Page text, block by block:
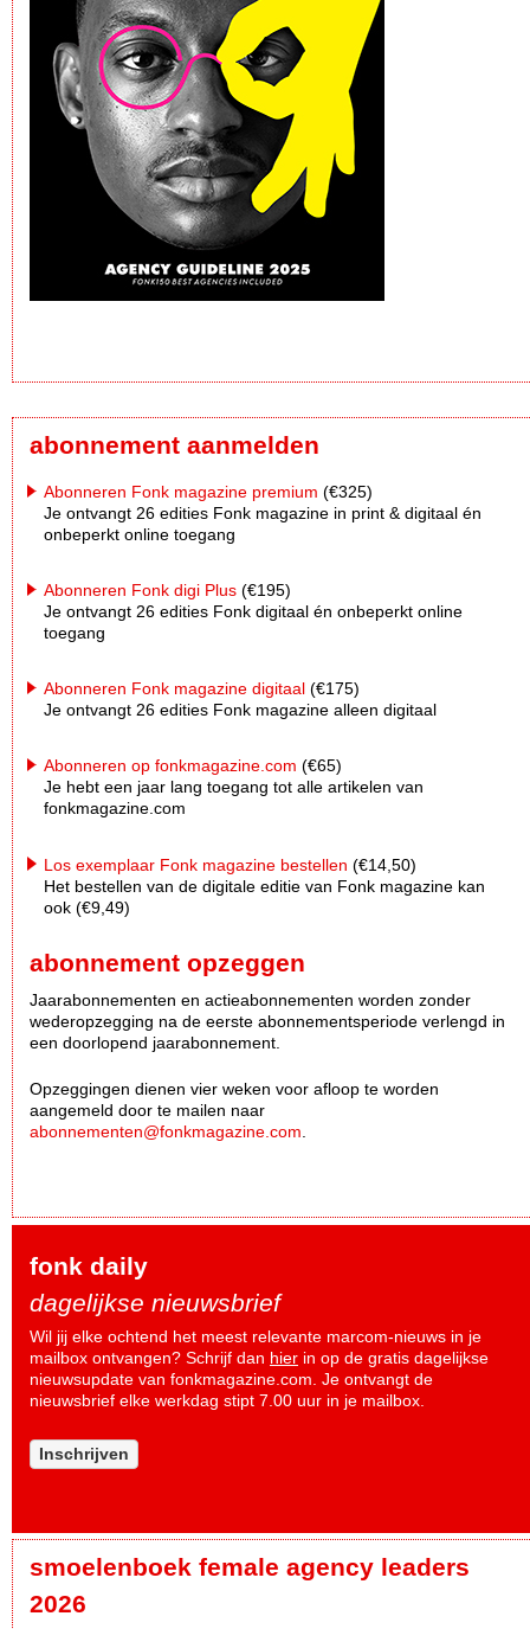
abonnement aanmelden
Abonneren Fonk magazine premium (€325)
Je ontvangt 26 edities Fonk magazine in print & digitaal én
onbeperkt online toegang
Abonneren Fonk digi Plus (€195)
Je ontvangt 26 edities Fonk digitaal én onbeperkt online
toegang
Abonneren Fonk magazine digitaal (€175)
Je ontvangt 26 edities Fonk magazine alleen digitaal
Abonneren op fonkmagazine.com (€65)
Je hebt een jaar lang toegang tot alle artikelen van
fonkmagazine.com
Los exemplaar Fonk magazine bestellen (€14,50)
Het bestellen van de digitale editie van Fonk magazine kan
ook (€9,49)
abonnement opzeggen
Jaarabonnementen en actieabonnementen worden zonder
wederopzegging na de eerste abonnementsperiode verlengd in
een doorlopend jaarabonnement.
Opzeggingen dienen vier weken voor afloop te worden
aangemeld door te mailen naar
abonnementen@fonkmagazine.com
fonk daily
dagelijkse nieuwsbrief
Wil jij elke ochtend het meest relevante marcom-nieuws in je
mailbox ontvangen? Schrijf dan hier in op de gratis dagelijkse
nieuwsupdate van fonkmagazine.com. Je ontvangt de
nieuwsbrief elke werkdag stipt 7.00 uur in je mailbox.
Inschrijven
smoelenboek female agency leaders
2026